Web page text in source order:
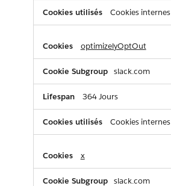
Cookies internes
optimizelyOptOut
slack.com
364 Jours
Cookies internes
x
slack.com